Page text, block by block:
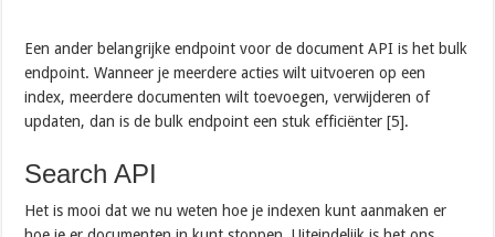
Een ander belangrijke endpoint voor de document API is het bulk
endpoint. Wanneer je meerdere acties wilt uitvoeren op een
index, meerdere documenten wilt toevoegen, verwijderen of
updaten, dan is de bulk endpoint een stuk efficiënter [5].
Search API
Het is mooi dat we nu weten hoe je indexen kunt aanmaken er